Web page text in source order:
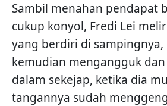
Sambil menahan pendapat
cukup konyol, Fredi Lei
yang berdiri di sampingnya,
kemudian mengangguk
dalam sekejap, ketika dia
tangannya sudah